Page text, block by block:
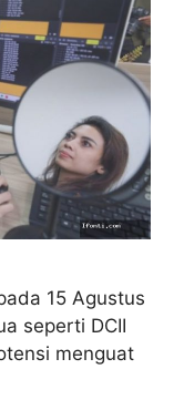
15 Agustus
seperti DCII
menguat